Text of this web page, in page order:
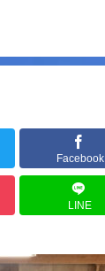
Facebook
LINE